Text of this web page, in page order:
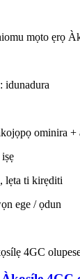
mọto ẹrọ
idunadura
ominira
lẹta ti kirẹditi
ege / ọdun